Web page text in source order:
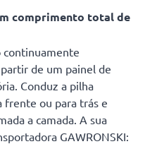
comprimento total de
continuamente
de um painel de
Conduz a pilha
frente ou para trás e
a camada. A sua
GAWRONSKI: